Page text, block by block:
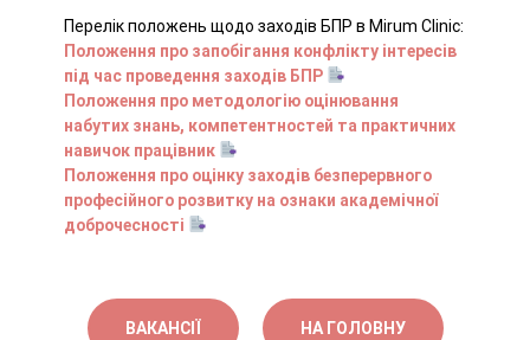
Перелік положень щодо заходів БПР в Mirum Clinic:
Положення про запобiгання конфлiкту інтересів
під час проведення заходів БПР
Положення про методологію оцінювання
набутих знань, компетентностей та практичних
навичок працівник
Положення про оцінку заходів безперервного
професійного розвитку на ознаки академічної
доброчесності
ВАКАНСІЇ НА ГОЛОВНУ